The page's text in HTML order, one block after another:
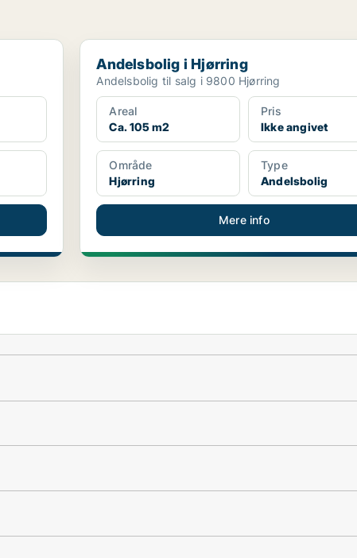
Andelsbolig i Hjørring
Andelsbolig i Hjørring
Andelsbolig til salg i 9800 Hjørring
Areal
Ca. 105 m2
Pris
Ikke angivet
Område
Hjørring
Type
Andelsbolig
Mere info